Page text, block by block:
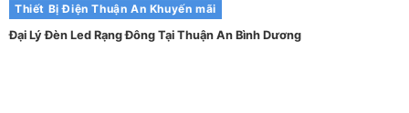
Thiết Bị Điện Thuận An Khuyến mãi
Đại Lý Đèn Led Rạng Đông Tại Thuận An Bình Dương